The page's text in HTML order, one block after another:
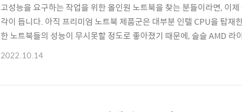
고성능을 요구하는 작업을 위한 올인원 노트북을 찾는 분들이라면, 이
각이 듭니다. 아직 프리미엄 노트북 제품군은 대부분 인텔 CPU을 탑
한 노트북들의 성능이 무시못할 정도로 좋아졌기 때문에, 슬슬 AMD
죠. ^^ 이번에 사용해보게된 레노버 씽크패드 Z16은 16인치 대화면 디
2022.10.14